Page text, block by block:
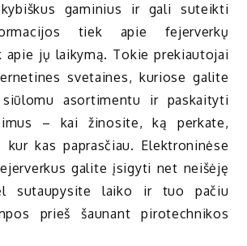
gaminius ir gali suteikti
tiek apie fejerverkų
apie jų laikymą. Tokie prekiautojai
svetaines, kuriose galite
asortimentu ir paskaityti
– kai žinosite, ką perkate,
kur kas paprasčiau. Elektroninėse
galite įsigyti net neišėję
sutaupysite laiko ir tuo pačiu
prieš šaunant pirotechnikos